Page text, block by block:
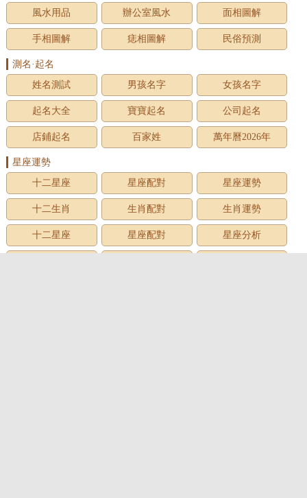
風水用品 辦公室風水 面相圖解
手相圖解 痣相圖解 民俗預測
測名·起名
姓名測試
男孩名字 女孩名字
起名大全 寶寶起名 公司起名
店鋪起名 百家姓 萬年曆2026年
星座運勢
十二星座
星座配對 星座運勢
十二生肖 生肖配對 生肖運勢
十二星座 星座配對 星座分析